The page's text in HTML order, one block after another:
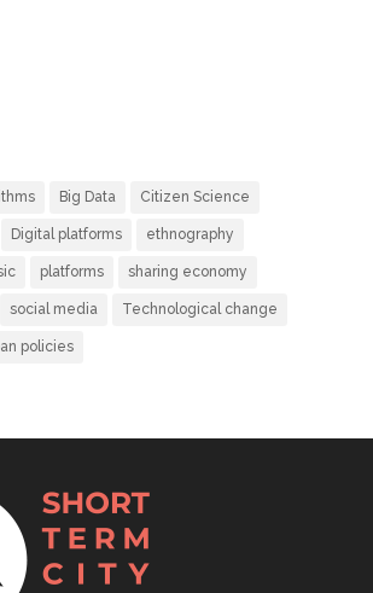
Big Data Citizen Science
Digital platforms ethnography
platforms sharing economy
social media Technological change
policies